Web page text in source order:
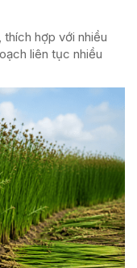
hợp với nhiều
liên tục nhiều